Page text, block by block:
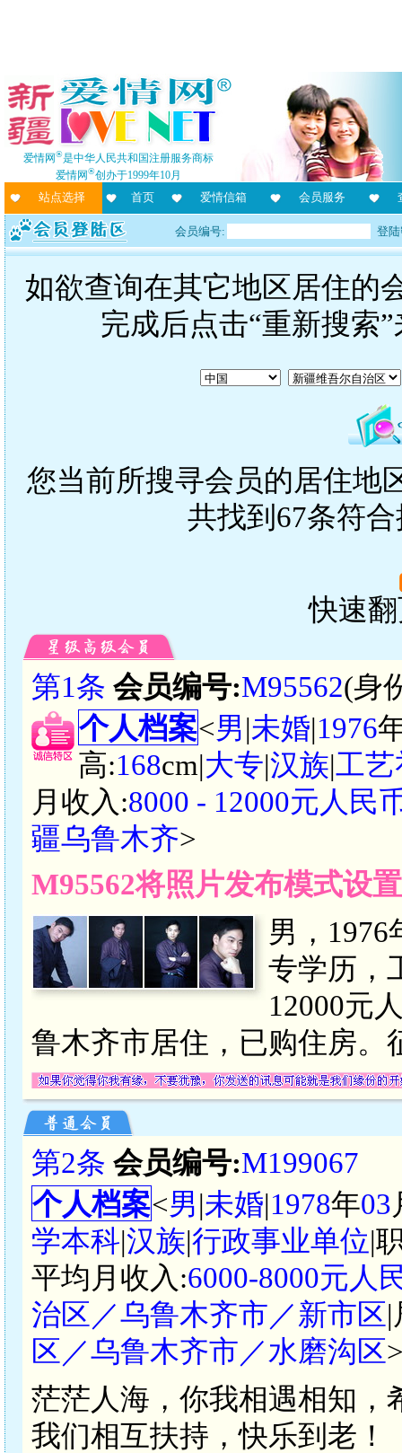
爱情网®是中华人民共和国注册服务商标
爱情网®创办于1999年10月
站点选择 首页 爱情信箱 会员服务
会员编号: 登
如欲查询在其它地区居住的
完成后点击“重新搜索
您当前所搜寻会员的居住地
共找到67条符
快速
第1条 会员编号:M95562(身
个人档案<男|未婚|1976
高:168cm|大专|汉族|工艺
月收入:8000 - 12000元人民
疆乌鲁木齐>
M95562将照片发布模式设
男，
专学历，
12000元
鲁木齐市居住，已购住房。
第2条 会员编号:M199067
个人档案<男|未婚|1978年03
学本科|汉族|行政事业单位|
平均月收入:6000-8000元人
治区／乌鲁木齐市／新市区|
区／乌鲁木齐市／水磨沟区
茫茫人海，你我相遇相知，
我们相互扶持，快乐到老！